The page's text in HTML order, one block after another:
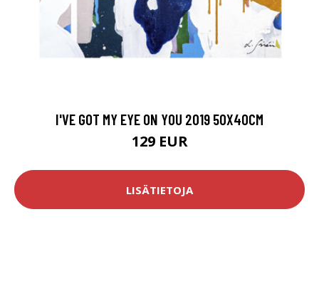
I'VE GOT MY EYE ON YOU 2019 50X40CM
129 EUR
LISÄTIETOJA